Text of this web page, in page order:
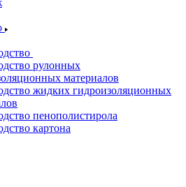
рулонных
материалов
жидких гидроизоляционных
пенополистирола
картона